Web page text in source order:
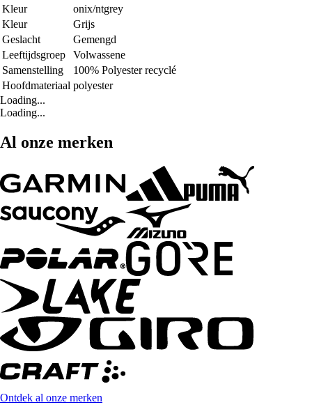
Kleur
onix/ntgrey
Kleur
Grijs
Geslacht
Gemengd
Leeftijdsgroep
Volwassene
Samenstelling
100% Polyester recyclé
Hoofdmateriaal polyester
Loading...
Loading...
Al onze merken
Ontdek al onze merken